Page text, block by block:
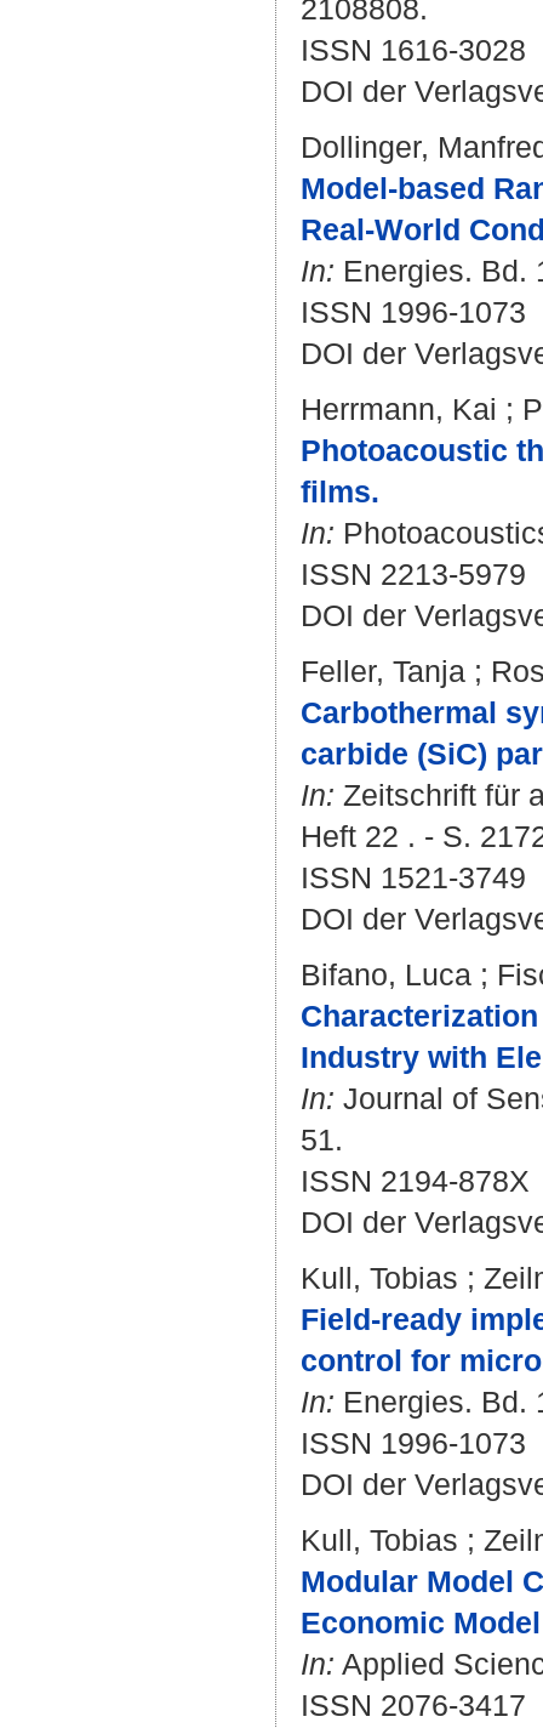
2108808.
ISSN 1616-3028
DOI der
Dollinger,
Model-based
Real-World
In: Energies. Bd.
ISSN 1996-1073
DOI der
Herrmann, Kai ;
Photoacoustic
films.
In:
ISSN 2213-5979
DOI der
Feller, Tanja ;
Carbothermal
carbide (SiC)
In: Zeitschrift für
Heft 22 . - S.
ISSN 1521-3749
DOI der
Bifano, Luca ;
Industry with
In: Journal of
51.
ISSN 2194-878X
DOI der
Kull, Tobias ;
Field-ready
control for
In: Energies. Bd.
ISSN 1996-1073
DOI der
Kull, Tobias ;
Modular Model
Economic
In: Applied
ISSN 2076-3417